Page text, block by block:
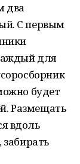
два
С первым
для
будет
Размещать
вдоль